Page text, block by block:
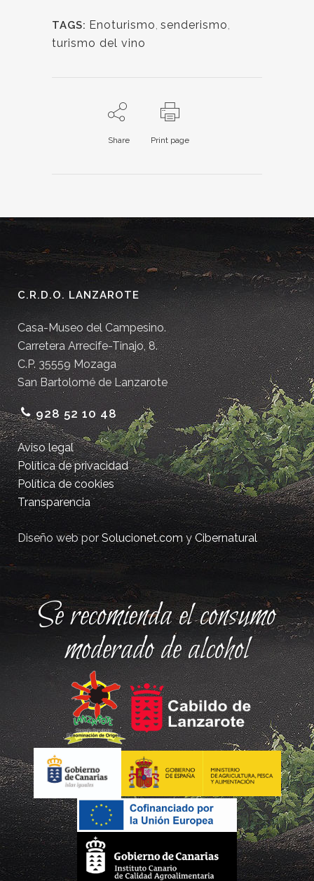
TAGS: Enoturismo senderismo
turismo del vino
Share Print page
C.R.D.O. LANZAROTE
Casa-Museo del Campesino.
Carretera Arrecife-Tinajo, 8.
C.P. 35559 Mozaga
San Bartolomé de Lanzarote
928 52 10 48
Aviso legal
Política de privacidad
Política de cookies
Transparencia
Diseño web porSolucionet.comyCibernatural
Se recomienda el consumo
moderado de alcohol